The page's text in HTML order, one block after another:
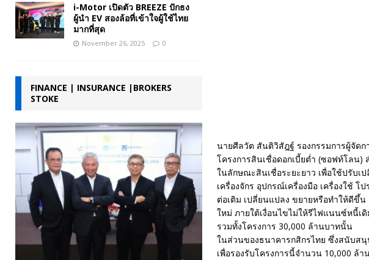
นายศีลวัต สันติวิสัฎฐ์ รองกรรมการผู้จัด
โครงการสินเชื่อดอกเบี้ยต่ำ (ซอฟท์โลน)
ในลักษณะสินเชื่อระยะยาว เพื่อใช้ปรับเ
เครื่องจักร อุปกรณ์เครื่องมือ เครื่องใช้ โ
ต่อเติม เปลี่ยนแปลง ขยายหรือทำให้ดีขึ้
ใหม่ ภายใต้เงื่อนไขไม่ให้รีไฟแนนซ์หนี้เ
รวมทั้งโครงการ 30,000 ล้านบาทนั้น
ในส่วนของธนาคารกสิกรไทย ซึ่งสนับสนุ
เพื่อรองรับโครงการนี้จำนวน 10,000 ล้า
i-Motor เปิดตัว BREEZE ปักธง
ผู้นำ EV สองล้อที่เข้าใจผู้ใช้ไทย
มากที่สุด
November 26, 2025 0
FINANCE | INSURANCE |BROKERS
STOKE